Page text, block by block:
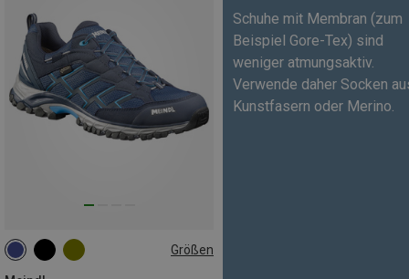
Größen
Schuhe mit Membran (zum
Beispiel Gore-Tex) sind
weniger atmungsaktiv.
Verwende daher Socken
Kunstfasern oder Merino.